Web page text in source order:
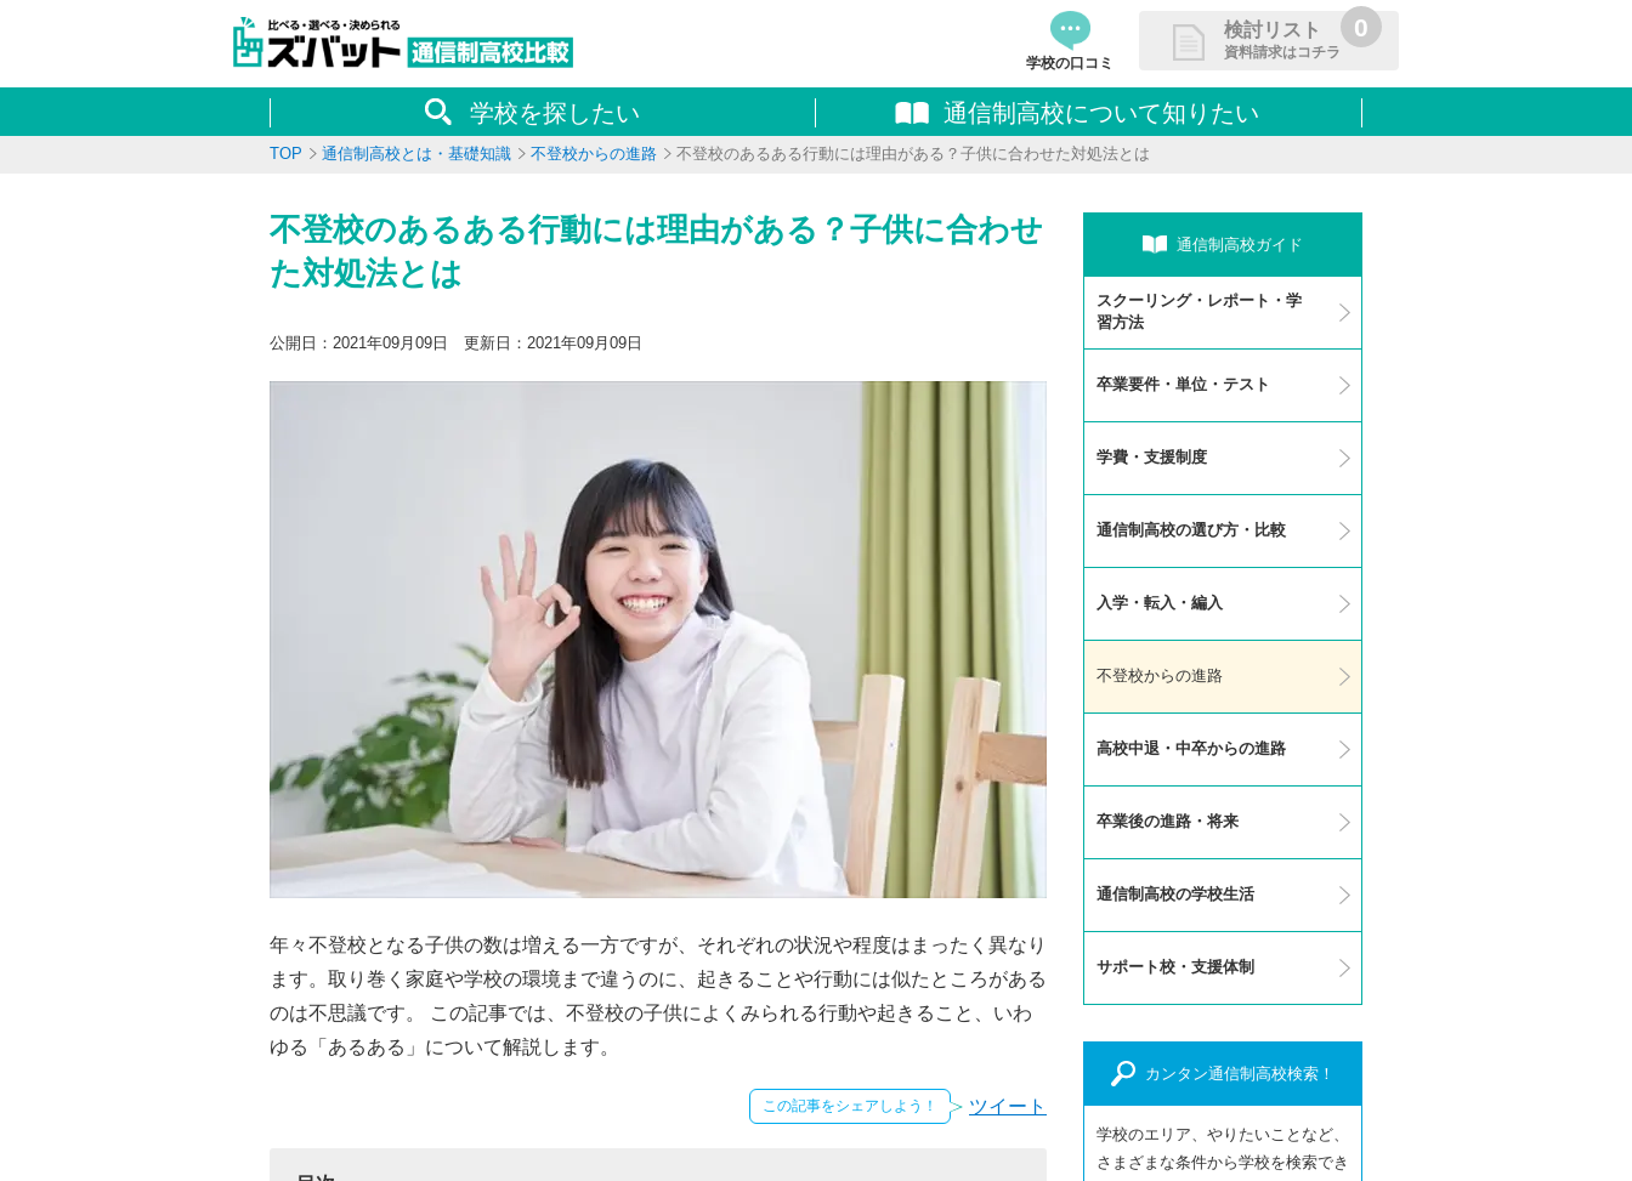
学校の口コミ
検討リスト
資料請求はコチラ
0
資料請求リストに追加しました
学校を探したい 通信制高校について知りたい
TOP 通信制高校とは・基礎知識 不登校からの進路 不登校のあるある行動には理由がある？子供に合わせた対処法とは
不登校のあるある行動には理由がある？子供に合わせ
た対処法とは
公開日：2021年09月09日 更新日：2021年09月09日
年々不登校となる子供の数は増える一方ですが、それぞれの状況や程度はまったく異なり
ます。取り巻く家庭や学校の環境まで違うのに、起きることや行動には似たところがある
のは不思議です。 この記事では、不登校の子供によくみられる行動や起きること、いわ
ゆる「あるある」について解説します。
この記事をシェアしよう！ ツイート
通信制高校ガイド
スクーリング・レポート・学
習方法
卒業要件・単位・テスト
学費・支援制度
通信制高校の選び方・比較
入学・転入・編入
不登校からの進路
高校中退・中卒からの進路
卒業後の進路・将来
通信制高校の学校生活
サポート校・支援体制
カンタン通信制高校検索！
学校のエリア、やりたいことなど、
さまざまな条件から学校を検索でき